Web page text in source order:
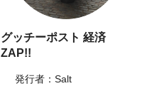
グッチーポスト 経済
ZAP!!
発行者：Salt